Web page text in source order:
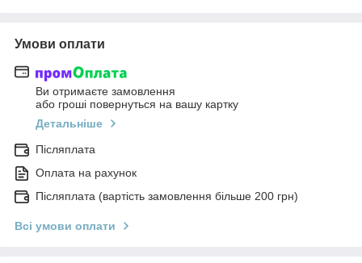
Умови оплати
Ви отримаєте замовлення
або гроші повернуться на вашу картку
Детальніше
Післяплата
Оплата на рахунок
Післяплата (вартість замовлення більше 200 грн)
Всі умови оплати